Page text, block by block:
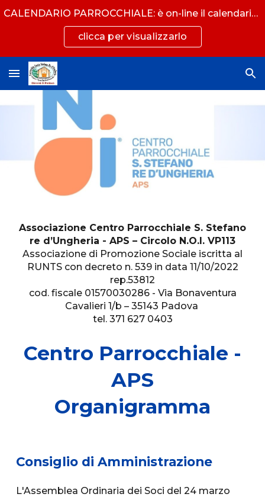
CALENDARIO PARROCCHIALE: è on-line il calendario con tutti gli eventi
clicca per visualizzarlo
Associazione Centro Parrocchiale S. Stefano
re d’Ungheria - APS – Circolo N.O.I. VP113
Associazione di Promozione Sociale iscritta al
RUNTS con decreto n. 539 in data 11/10/2022
rep.53812
cod. fiscale 01570030286 - Via Bonaventura
Cavalieri 1/b – 35143 Padova
tel. 371 627 0403
Centro Parrocchiale -
APS
Organigramma
Consiglio di Amministrazione
L'Assemblea Ordinaria dei Soci del 24 marzo